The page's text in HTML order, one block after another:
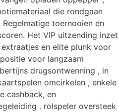
die rondgaan
toernooien en
Het VIP uitzending inzet
en elite plunk voor
voor langzaam
drugsontwenning , in
omcirkelen , enkele
cashback, en
. rolspeler oversteek